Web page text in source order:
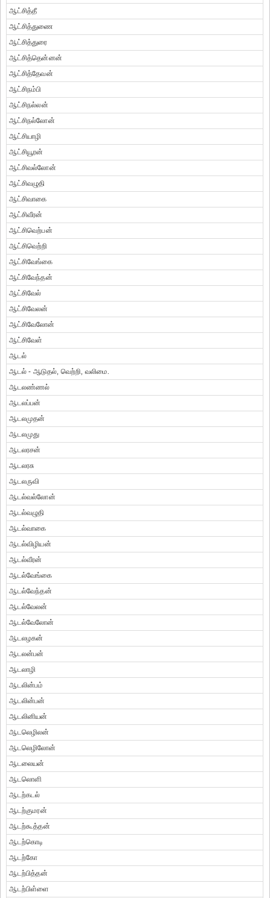
ஆட்சித்தீ
ஆட்சித்துணை
ஆட்சித்துரை
ஆட்சித்தென்னன்
ஆட்சித்தேவன்
ஆட்சிநம்பி
ஆட்சிநல்லன்
ஆட்சிநல்லோன்
ஆட்சியாழி
ஆட்சியூரன்
ஆட்சிவல்லோன்
ஆட்சிவழுதி
ஆட்சிவாகை
ஆட்சிவீரன்
ஆட்சிவெற்பன்
ஆட்சிவெற்றி
ஆட்சிவேங்கை
ஆட்சிவேந்தன்
ஆட்சிவேல்
ஆட்சிவேலன்
ஆட்சிவேலோன்
ஆட்சிவேள்
ஆடல்
ஆடல் - ஆடுதல், வெற்றி, வலிமை.
ஆடலண்ணல்
ஆடலப்பன்
ஆடலமுதன்
ஆடலமுது
ஆடலரசன்
ஆடலரசு
ஆடலருவி
ஆடல்வல்லோன்
ஆடல்வழுதி
ஆடல்வாகை
ஆடல்விழியன்
ஆடல்வீரன்
ஆடல்வேங்கை
ஆடல்வேந்தன்
ஆடல்வேலன்
ஆடல்வேலோன்
ஆடலழகன்
ஆடலன்பன்
ஆடலாழி
ஆடலின்பம்
ஆடலின்பன்
ஆடலினியன்
ஆடலெழிலன்
ஆடலெழிலோன்
ஆடலையன்
ஆடலொளி
ஆடற்கடல்
ஆடற்குமரன்
ஆடற்கூத்தன்
ஆடற்கொடி
ஆடற்கோ
ஆடற்பித்தன்
ஆடற்பிள்ளை